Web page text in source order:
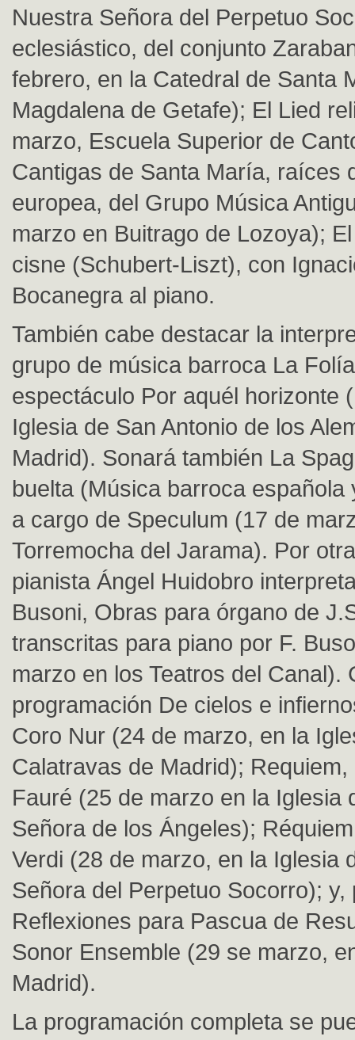
Nuestra Señora del Perpetuo
eclesiástico, del conjunto
febrero, en la Catedral de Santa
Magdalena de Getafe); El Lied
marzo, Escuela Superior de
Cantigas de Santa María, raíces
europea, del Grupo Música
marzo en Buitrago de Lozoya);
cisne (Schubert-Liszt), con
Bocanegra al piano.
También cabe destacar la
grupo de música barroca La
espectáculo Por aquél horizonte
Iglesia de San Antonio de los
Madrid). Sonará también La
buelta (Música barroca española
a cargo de Speculum (17 de
Torremocha del Jarama). Por
pianista Ángel Huidobro
Busoni, Obras para órgano de
transcritas para piano por F.
marzo en los Teatros del Canal).
programación De cielos e
Coro Nur (24 de marzo, en la
Calatravas de Madrid);
Fauré (25 de marzo en la Iglesia
Señora de los Ángeles);
Verdi (28 de marzo, en la Iglesia
Señora del Perpetuo Socorro); y,
Reflexiones para Pascua de
Sonor Ensemble (29 se marzo,
Madrid).
La programación completa se